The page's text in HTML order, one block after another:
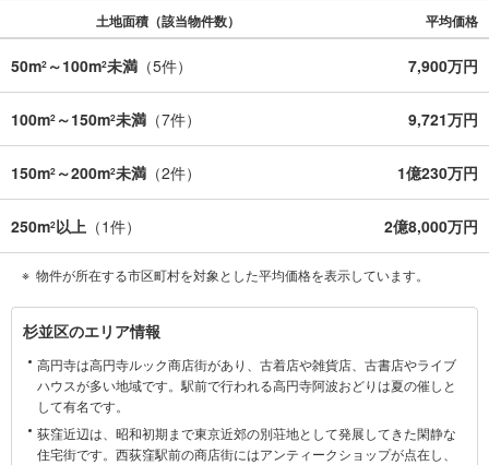
土地面積（該当物件数） 平均価格
50m2 ～100m2未満 （5件） 7,900万円
100m2 ～150m2未満 （7件） 9,721万円
150m2 ～200m2未満 （2件） 1億230万円
250m2以上 （1件） 2億8,000万円
物件が所在する市区町村を対象とした平均価格を表示しています。
杉
並
区
に
す
杉並区のエリア情報
高円寺は高円寺ルック商店街があり、古着店や雑貨店、古書店やライブ
ハウスが多い地域です。駅前で行われる高円寺阿波おどりは夏の催しと
して有名です。
荻窪近辺は、昭和初期まで東京近郊の別荘地として発展してきた閑静な
住宅街です。西荻窪駅前の商店街にはアンティークショップが点在し、